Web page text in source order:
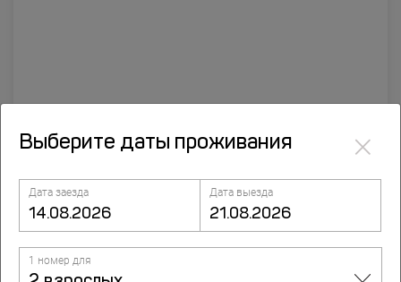
Отель Городок
Выберите даты проживания ×
Дата заезда Дата выезда
1 номер для